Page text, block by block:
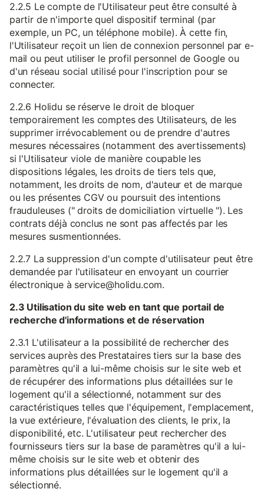
2.2.5 Le compte de l'Utilisateur peut être consulté à
partir de n'importe quel dispositif terminal (par
exemple, un PC, un téléphone mobile). À cette fin,
l'Utilisateur reçoit un lien de connexion personnel par e-
mail ou peut utiliser le profil personnel de Google ou
d'un réseau social utilisé pour l'inscription pour se
connecter.
2.2.6 Holidu se réserve le droit de bloquer
temporairement les comptes des Utilisateurs, de les
supprimer irrévocablement ou de prendre d'autres
mesures nécessaires (notamment des avertissements)
si l'Utilisateur viole de manière coupable les
dispositions légales, les droits de tiers tels que,
notamment, les droits de nom, d'auteur et de marque
ou les présentes CGV ou poursuit des intentions
frauduleuses (" droits de domiciliation virtuelle "). Les
contrats déjà conclus ne sont pas affectés par les
mesures susmentionnées.
2.2.7 La suppression d'un compte d'utilisateur peut être
demandée par l'utilisateur en envoyant un courrier
électronique à service@holidu.com.
2.3 Utilisation du site web en tant que portail de
recherche d'informations et de réservation
2.3.1 L'utilisateur a la possibilité de rechercher des
services auprès des Prestataires tiers sur la base des
paramètres qu'il a lui-même choisis sur le site web et
de récupérer des informations plus détaillées sur le
logement qu'il a sélectionné, notamment sur des
caractéristiques telles que l'équipement, l'emplacement,
la vue extérieure, l'évaluation des clients, le prix, la
disponibilité, etc. L'utilisateur peut rechercher des
fournisseurs tiers sur la base de paramètres qu'il a lui-
même choisis sur le site web et obtenir des
informations plus détaillées sur le logement qu'il a
sélectionné.